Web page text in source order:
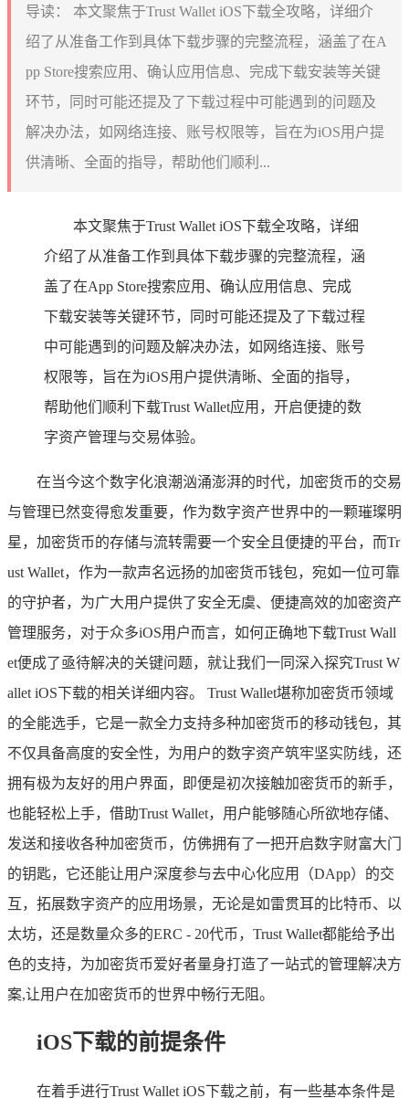
导读：
本文聚焦于Trust Wallet iOS下载全攻略，详细介
绍了从准备工作到具体下载步骤的完整流程，涵盖了在A
pp Store搜索应用、确认应用信息、完成下载安装等关键
环节，同时可能还提及了下载过程中可能遇到的问题及
解决办法，如网络连接、账号权限等，旨在为iOS用户提
供清晰、全面的指导，帮助他们顺利...
本文聚焦于Trust Wallet iOS下载全攻略，详细
介绍了从准备工作到具体下载步骤的完整流程，涵
盖了在App Store搜索应用、确认应用信息、完成
下载安装等关键环节，同时可能还提及了下载过程
中可能遇到的问题及解决办法，如网络连接、账号
权限等，旨在为iOS用户提供清晰、全面的指导，
帮助他们顺利下载Trust Wallet应用，开启便捷的数
字资产管理与交易体验。
在当今这个数字化浪潮汹涌澎湃的时代，加密货币的交易
与管理已然变得愈发重要，作为数字资产世界中的一颗璀璨明
星，加密货币的存储与流转需要一个安全且便捷的平台，而Tr
ust Wallet，作为一款声名远扬的加密货币钱包，宛如一位可靠
的守护者，为广大用户提供了安全无虞、便捷高效的加密资产
管理服务，对于众多iOS用户而言，如何正确地下载Trust Wall
et便成了亟待解决的关键问题，就让我们一同深入探究Trust W
allet iOS下载的相关详细内容。 Trust Wallet堪称加密货币领域
的全能选手，它是一款全力支持多种加密货币的移动钱包，其
不仅具备高度的安全性，为用户的数字资产筑牢坚实防线，还
拥有极为友好的用户界面，即便是初次接触加密货币的新手，
也能轻松上手，借助Trust Wallet，用户能够随心所欲地存储、
发送和接收各种加密货币，仿佛拥有了一把开启数字财富大门
的钥匙，它还能让用户深度参与去中心化应用（DApp）的交
互，拓展数字资产的应用场景，无论是如雷贯耳的比特币、以
太坊，还是数量众多的ERC - 20代币，Trust Wallet都能给予出
色的支持，为加密货币爱好者量身打造了一站式的管理解决方
案,让用户在加密货币的世界中畅行无阻。
iOS下载的前提条件
在着手进行Trust Wallet iOS下载之前，有一些基本条件是